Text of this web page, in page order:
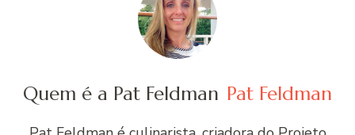
Quem é a Pat Feldman Pat Feldman